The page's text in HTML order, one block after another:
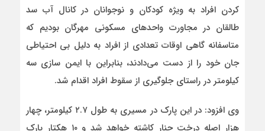
کردن افراد به ویژه کودکان و نوجوانان در کانال آب سد
طالقان در مجاورت واحدهای مسکونی مهرگان بودیم که
متاسفانه گاهی اوقات تعدادی از افراد به دلیل بی احتیاطی
جان خود را از دست می‌دادند، بنابراین با ایمن سازی سه
کیلومتر در راستای جلوگیری از سقوط افراد اقدام شد.
وی افزود: در این پارک در مسیری به طول ۲.۷ کیلومتر، چهار
هزار اصله درخت چنار کاشته خواهد شد و ۱۰ هکتار پارک‌